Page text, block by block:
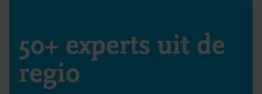
50+ experts uit de
regio